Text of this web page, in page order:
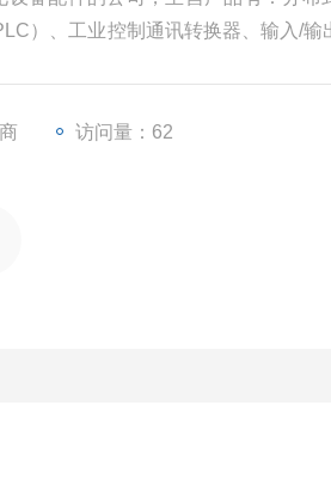
）、工业控制通讯转换器、输入/输
访问量：62